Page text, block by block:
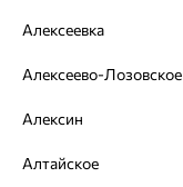
Подвески
Алексеевка
Алексеево-Лозовское
Алексин
Алтайское